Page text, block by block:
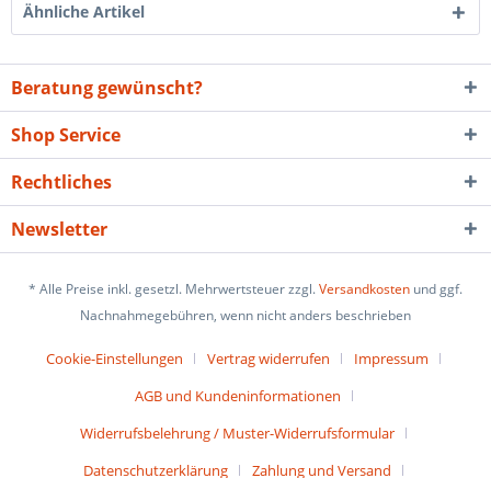
Ähnliche Artikel
Beratung gewünscht?
Shop Service
Rechtliches
Newsletter
* Alle Preise inkl. gesetzl. Mehrwertsteuer zzgl.Versandkosten und ggf.
Nachnahmegebühren, wenn nicht anders beschrieben
Cookie-Einstellungen Vertrag widerrufen
Impressum
AGB und Kundeninformationen
Widerrufsbelehrung / Muster-Widerrufsformular
Datenschutzerklärung
Zahlung und Versand